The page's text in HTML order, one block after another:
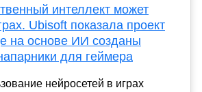
интеллект может
Ubisoft показала проект
на основе ИИ созданы
для геймера
нейросетей в играх